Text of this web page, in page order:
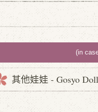
(in
其他娃娃 - Gosyo